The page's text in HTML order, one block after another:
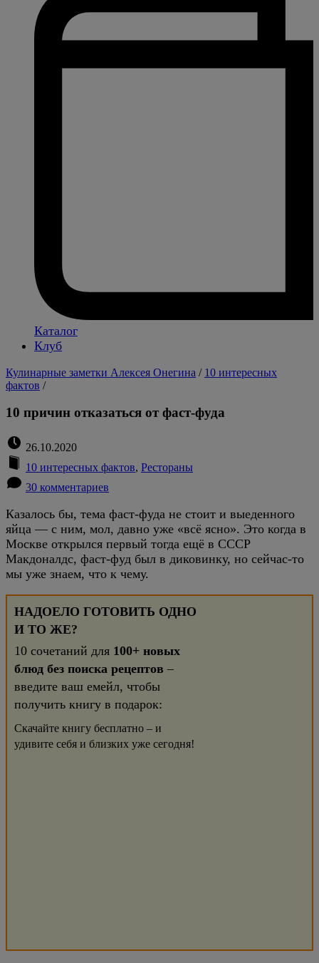
Каталог
Клуб
Кулинарные заметки Алексея Онегина / 10 интересных
фактов /
10 причин отказаться от фаст-фуда
26.10.2020
10 интересных фактов, Рестораны
30 комментариев
Казалось бы, тема фаст-фуда не стоит и выеденного
яйца — с ним, мол, давно уже «всё ясно». Это когда в
Москве открылся первый тогда ещё в СССР
Макдоналдс, фаст-фуд был в диковинку, но сейчас-то
мы уже знаем, что к чему.
НАДОЕЛО ГОТОВИТЬ ОДНО
И ТО ЖЕ?
10 сочетаний для 100+ новых
блюд без поиска рецептов –
введите ваш емейл, чтобы
получить книгу в подарок:
Скачайте книгу бесплатно – и
удивите себя и близких уже сегодня!